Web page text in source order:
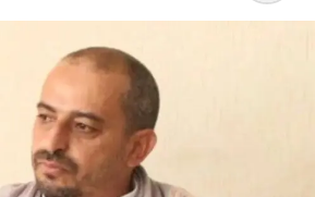
إفريقيا في مارس 2024.
تعلن نجاح أول رحلة لسفينة
أوروبا عبر مياه روسيا الشمالية